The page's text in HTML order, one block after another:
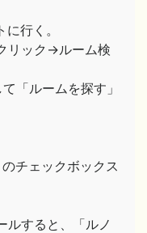
行く。
リック→ルーム検
「ルームを探す」
チェックボックス
すると、「ルノ